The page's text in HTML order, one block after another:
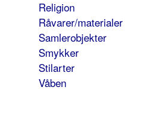
Religion
Råvarer/materialer
Samlerobjekter
Smykker
Stilarter
Våben